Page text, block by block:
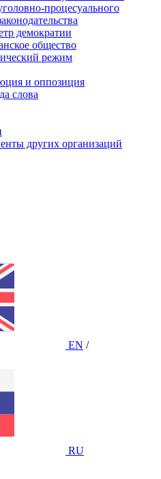
процесуального
демократии
общество
режим
и оппозиция
слова
других организаций
EN /
RU